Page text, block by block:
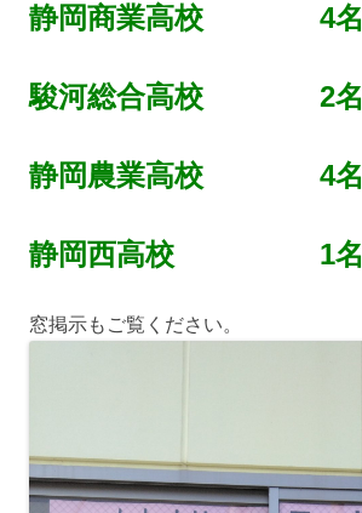
静岡商業高校 4名
駿河総合高校 2名
静岡農業高校 4名
静岡西高校 1名
窓掲示もご覧ください。